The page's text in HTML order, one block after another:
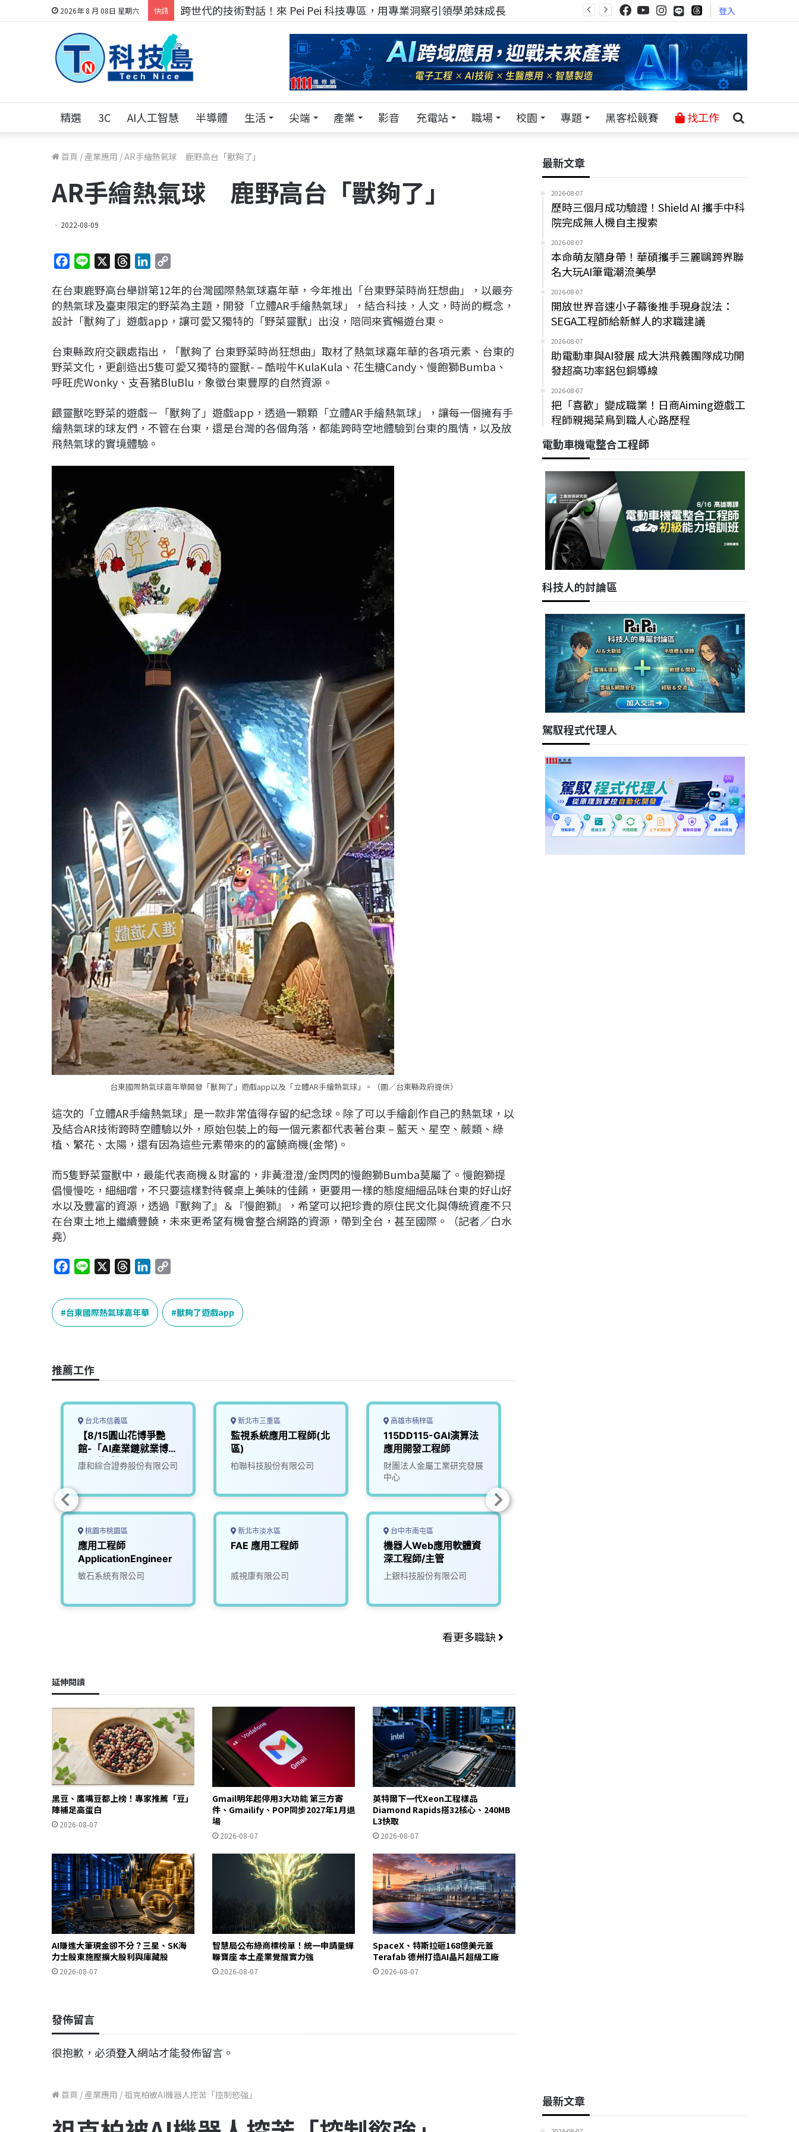
2026年 8 月 08日 星期六 快訊 跨世代的技術對話！來 Pei Pei 科技專區，用專業洞察引領學弟妹成長 登入
精選 3C AI人工智慧 半導體 生活 尖端 產業 影音 充電站 職場 校園 專題 黑客松競賽 找工作
首頁 / 產業應用 /AR手繪熱氣球 鹿野高台「獸夠了」
AR手繪熱氣球 鹿野高台「獸夠了」
2022-08-09
c
e
b
o
k
n
e
r
e
a
s
n
k
e
I
n
p
y
L
k
在台東鹿野高台舉辦第12年的台灣國際熱氣球嘉年華，今年推出「台東野菜時尚狂想曲」，以最夯
的熱氣球及臺東限定的野菜為主題，開發「立體AR手繪熱氣球」，結合科技，人文，時尚的概念，
設計「獸夠了」遊戲app，讓可愛又獨特的「野菜靈獸」出沒，陪同來賓暢遊台東。
台東縣政府交觀處指出，「獸夠了 台東野菜時尚狂想曲」取材了熱氣球嘉年華的各項元素、台東的
野菜文化，更創造出5隻可愛又獨特的靈獸- – 酷啦牛KulaKula、花生糖Candy、慢飽獅Bumba、
呼旺虎Wonky、支吾豬BluBlu，象徵台東豐厚的自然資源。
餵靈獸吃野菜的遊戲－「獸夠了」遊戲app，透過一顆顆「立體AR手繪熱氣球」，讓每一個擁有手
繪熱氣球的球友們，不管在台東，還是台灣的各個角落，都能跨時空地體驗到台東的風情，以及放
飛熱氣球的實境體驗。
台東國際熱氣球嘉年華開發「獸夠了」遊戲app以及「立體AR手繪熱氣球」。（圖／台東縣政府提供）
這次的「立體AR手繪熱氣球」是一款非常值得存留的紀念球。除了可以手繪創作自己的熱氣球，以
及結合AR技術跨時空體驗以外，原始包裝上的每一個元素都代表著台東 – 藍天、星空、蕨類、綠
植、繁花、太陽，還有因為這些元素帶來的的富饒商機(金幣)。
而5隻野菜靈獸中，最能代表商機＆財富的，非黃澄澄/金閃閃的慢飽獅Bumba莫屬了。慢飽獅提
倡慢慢吃，細細嚐，不只要這樣對待餐桌上美味的佳餚，更要用一樣的態度細細品味台東的好山好
水以及豐富的資源，透過『獸夠了』＆『慢飽獅』，希望可以把珍貴的原住民文化與傳統資產不只
在台東土地上繼續豐饒，未來更希望有機會整合網路的資源，帶到全台，甚至國際。（記者／白水
堯）
c
e
b
k
n
e
r
e
a
n
e
p
y
L
台東國際熱氣球嘉年華 獸夠了遊戲app
推薦工作
台北市信義區
【8/15圓山花博爭艷
館-「AI產業鏈就業博覽
會」軟體設計工程師(應
康和綜合證券股份有限公司
桃園市桃園區
應用工程師
ApplicationEngineer
敏石系統有限公司
新北市三重區
監視系統應用工程師(北
區)
柏聯科技股份有限公司
新北市淡水區
FAE 應用工程師
威視康有限公司
高雄市楠梓區
115DD115-GAI演算法
應用開發工程師
財團法人金屬工業研究發展
中心
台中市南屯區
機器人Web應用軟體資
深工程師/主管
上銀科技股份有限公司
看更多職缺
延伸閱讀
黑豆、鷹嘴豆都上榜！專家推薦「豆」
陣補足高蛋白
2026-08-07
Gmail明年起停用3大功能 第三方寄
件、Gmailify、POP同步2027年1月退
場
2026-08-07
英特爾下一代Xeon工程樣品
Diamond Rapids搭32核心、240MB
L3快取
2026-08-07
AI賺進大筆現金卻不分？三星、SK海
力士股東施壓擴大股利與庫藏股
2026-08-07
智慧局公布綠商標榜單！統一申請量蟬
聯寶座 本土產業覺醒實力強
2026-08-07
SpaceX、特斯拉砸168億美元蓋
Terafab 德州打造AI晶片超級工廠
2026-08-07
發佈留言
很抱歉，必須登入網站才能發佈留言。
最新文章
2026-08-07
歷時三個月成功驗證！Shield AI 攜手中科
院完成無人機自主搜索
2026-08-07
本命萌友隨身帶！華碩攜手三麗鷗跨界聯
名大玩AI筆電潮流美學
2026-08-07
開放世界音速小子幕後推手現身說法：
SEGA工程師給新鮮人的求職建議
2026-08-07
助電動車與AI發展 成大洪飛義團隊成功開
發超高功率鋁包銅導線
2026-08-07
把「喜歡」變成職業！日商Aiming遊戲工
程師親揭菜鳥到職人心路歷程
電動車機電整合工程師
科技人的討論區
駕馭程式代理人